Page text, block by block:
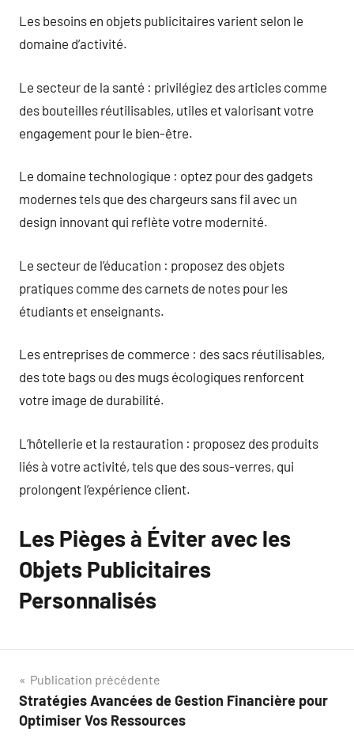
Les besoins en objets publicitaires varient selon le
domaine d’activité.
Le secteur de la santé : privilégiez des articles comme
des bouteilles réutilisables, utiles et valorisant votre
engagement pour le bien-être.
Le domaine technologique : optez pour des gadgets
modernes tels que des chargeurs sans fil avec un
design innovant qui reflète votre modernité.
Le secteur de l’éducation : proposez des objets
pratiques comme des carnets de notes pour les
étudiants et enseignants.
Les entreprises de commerce : des sacs réutilisables,
des tote bags ou des mugs écologiques renforcent
votre image de durabilité.
L’hôtellerie et la restauration : proposez des produits
liés à votre activité, tels que des sous-verres, qui
prolongent l’expérience client.
Les Pièges à Éviter avec les
Objets Publicitaires
Personnalisés
Navigation
de
Publication précédente
Stratégies Avancées de Gestion Financière pour
Optimiser Vos Ressources